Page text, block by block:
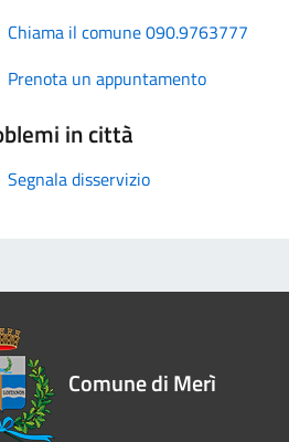
Chiama il comune 090.9763777
Prenota un appuntamento
in città
Segnala disservizio
Comune di Merì